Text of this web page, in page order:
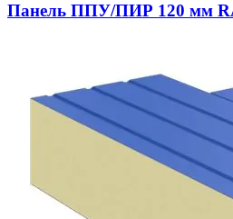
Панель ППУ/ПИР 120 мм